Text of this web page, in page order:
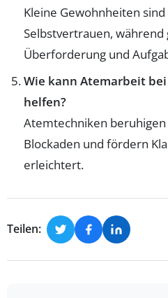
Kleine Gewohnheiten
Selbstvertrauen,
Überforderung und
Wie kann Atemarbeit
helfen?
Atemtechniken
Blockaden und fördern
erleichtert.
Teilen: